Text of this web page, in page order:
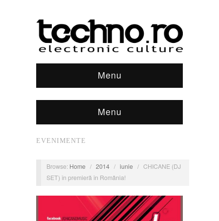
Menu
Menu
EVENIMENTE
Browse: Home / 2014 / iunie / CHICANE (DJ
SET) în premieră în România!